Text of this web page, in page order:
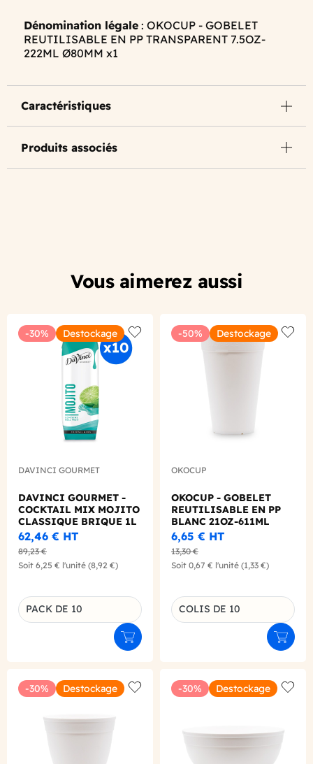
Dénomination légale : OKOCUP - GOBELET
REUTILISABLE EN PP TRANSPARENT 7.5OZ-
222ML Ø80MM x1
Caractéristiques
Produits associés
Vous aimerez aussi
-30% Destockage
Add to wishlist
DAVINCI GOURMET
DAVINCI GOURMET -
COCKTAIL MIX MOJITO
CLASSIQUE BRIQUE 1L
X10
62,46 € HT
89,23 €
Soit 6,25 € l'unité (8,92 €)
Déclinaison du produit
PACK DE 10
Ajouter au panier
-50% Destockage
OKOCUP
OKOCUP - GOBELET
REUTILISABLE EN PP
BLANC 21OZ-611ML
Ø90MM X1
6,65 € HT
13,30 €
Soit 0,67 € l'unité (1,33 €)
Déclinaison du produit
COLIS DE 10
-30% Destockage
Add to wishlist
-30% Destockage